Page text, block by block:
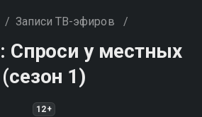
/ Записи ТВ-эфиров /
Спроси у местных
(сезон 1)
12+